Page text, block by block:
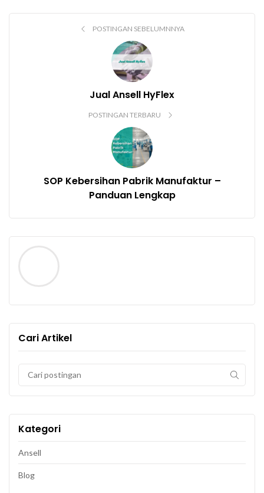
POSTINGAN SEBELUMNNYA
Jual Ansell HyFlex
POSTINGAN TERBARU
SOP Kebersihan Pabrik Manufaktur –
Panduan Lengkap
Cari Artikel
Kategori
Ansell
Blog